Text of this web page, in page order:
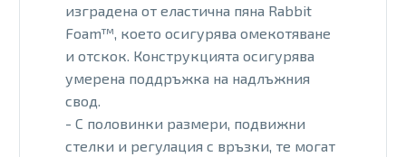
изградена от еластична пяна Rabbit
Foam™, което осигурява омекотяване
и отскок. Конструкцията осигурява
умерена поддръжка на надлъжния
свод.
- С половинки размери, подвижни
стелки и регулация с връзки, те могат